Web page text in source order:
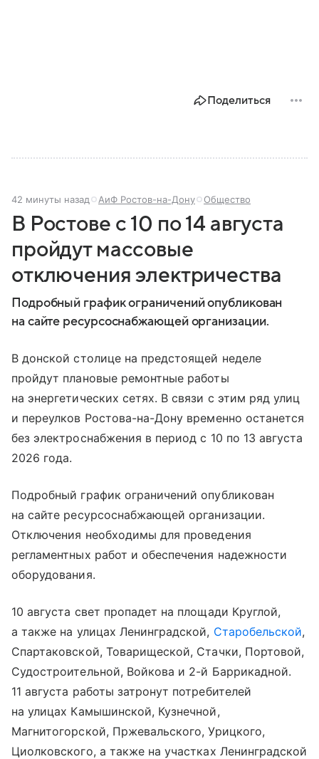
Поделиться
42 минуты назад АиФ Ростов-на-Дону Общество
В Ростове с 10 по 14 августа
пройдут массовые
отключения электричества
Подробный график ограничений опубликован
на сайте ресурсоснабжающей организации.
В донской столице на предстоящей неделе
пройдут плановые ремонтные работы
на энергетических сетях. В связи с этим ряд улиц
и переулков Ростова-на-Дону временно останется
без электроснабжения в период с 10 по 13 августа
2026 года.
Подробный график ограничений опубликован
на сайте ресурсоснабжающей организации.
Отключения необходимы для проведения
регламентных работ и обеспечения надежности
оборудования.
10 августа свет пропадет на площади Круглой,
а также на улицах Ленинградской, Старобельской,
Спартаковской, Товарищеской, Стачки, Портовой,
Судостроительной, Войкова и 2-й Баррикадной.
11 августа работы затронут потребителей
на улицах Камышинской, Кузнечной,
Магнитогорской, Пржевальского, Урицкого,
Циолковского, а также на участках Ленинградской